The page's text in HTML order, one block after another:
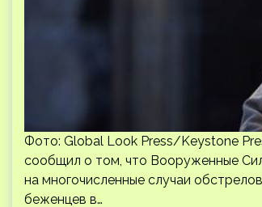
Фото: Global Look Press/Keystone
сообщил о том, что Вооруженные
на многочисленные случаи
беженцев в…